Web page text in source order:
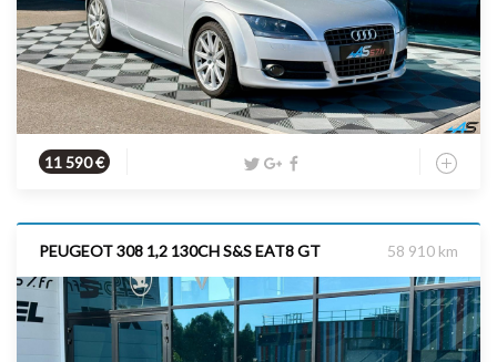
Essence 2009 160 cv
11 590 €
PEUGEOT 308 1,2 130CH S&S EAT8 GT 58 910 km